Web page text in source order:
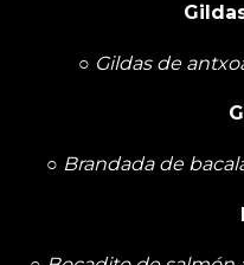
○ Gildas de
○ Brandada de